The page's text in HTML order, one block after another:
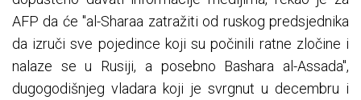
AFP da će "al-Sharaa zatražiti od ruskog predsjednika
da izruči sve pojedince koji su počinili ratne zločine i
nalaze se u Rusiji, a posebno Bashara al-Assada",
dugogodišnjeg vladara koji je svrgnut u decembru i